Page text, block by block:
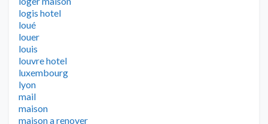
logis hotel
loué
louer
louis
louvre hotel
luxembourg
lyon
mail
maison
maison a renover